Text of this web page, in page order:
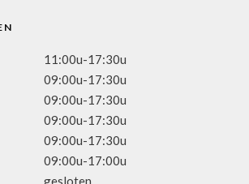
11:00u-17:30u
09:00u-17:30u
09:00u-17:30u
09:00u-17:30u
09:00u-17:30u
09:00u-17:00u
gesloten